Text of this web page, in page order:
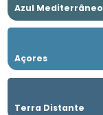
Azul Mediterrâneo
Açores
Terra Distante